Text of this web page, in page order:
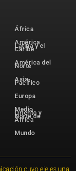
África
América
Latina y el
Caribe
América del
Norte
Asia-
Pacífico
Europa
Medio
Oriente y
Norte de
África
Mundo
cuyo eje es una